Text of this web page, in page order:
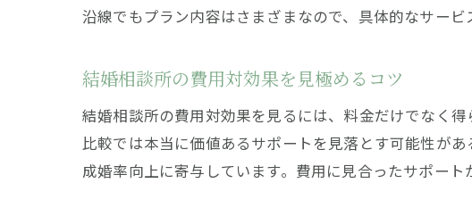
沿線でもプラン内容はさまざまなので、具体的なサー
結婚相談所の費用対効果を見極めるコツ
結婚相談所の費用対効果を見るには、料金だけでなく
比較では本当に価値あるサポートを見落とす可能性が
成婚率向上に寄与しています。費用に見合ったサポー